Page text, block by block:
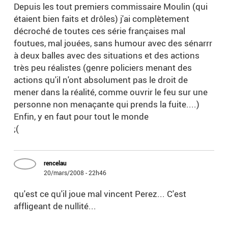
Depuis les tout premiers commissaire Moulin (qui
étaient bien faits et drôles) j'ai complètement
décroché de toutes ces série françaises mal
foutues, mal jouées, sans humour avec des sénarrr
à deux balles avec des situations et des actions
très peu réalistes (genre policiers menant des
actions qu'il n'ont absolument pas le droit de
mener dans la réalité, comme ouvrir le feu sur une
personne non menaçante qui prends la fuite....)
Enfin, y en faut pour tout le monde
;(
rencelau
20/mars/2008 - 22h46
qu'est ce qu'il joue mal vincent Perez... C'est
affligeant de nullité...